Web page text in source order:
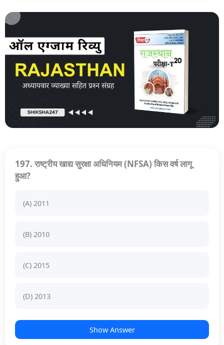
197. राष्ट्रीय खाद्य सुरक्षा अधिनियम (NFSA) किस वर्ष लागू
हुआ?
(A) 2011
(B) 2010
(C) 2015
(D) 2013
Show Answer